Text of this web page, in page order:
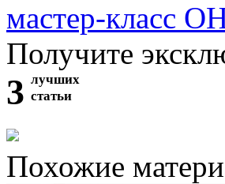
мастер-класс
Получите
3 лучших
статьи
Похожие